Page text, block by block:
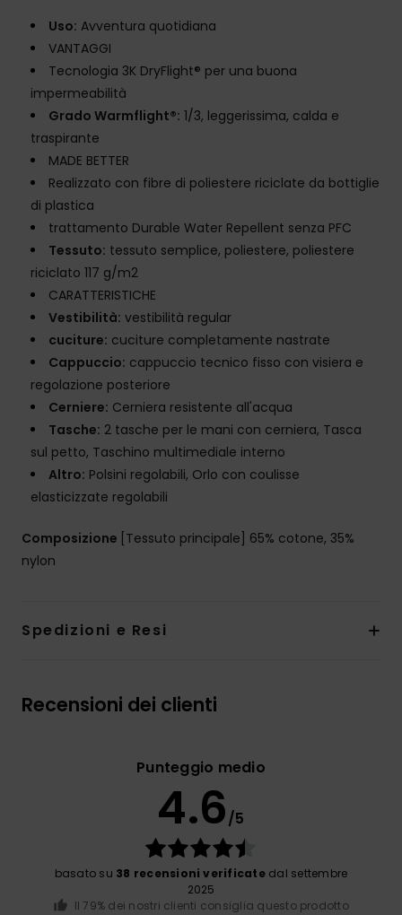
Uso: Avventura quotidiana
VANTAGGI
Tecnologia 3K DryFlight® per una buona
impermeabilità
Grado Warmflight®: 1/3, leggerissima, calda e
traspirante
MADE BETTER
Realizzato con fibre di poliestere riciclate da bottiglie
di plastica
trattamento Durable Water Repellent senza PFC
Tessuto: tessuto semplice, poliestere, poliestere
riciclato 117 g/m2
CARATTERISTICHE
Vestibilità: vestibilità regular
cuciture: cuciture completamente nastrate
Cappuccio: cappuccio tecnico fisso con visiera e
regolazione posteriore
Cerniere: Cerniera resistente all'acqua
Tasche: 2 tasche per le mani con cerniera, Tasca
sul petto, Taschino multimediale interno
Altro: Polsini regolabili, Orlo con coulisse
elasticizzate regolabili
Composizione [Tessuto principale] 65% cotone, 35%
nylon
Spedizioni e Resi
Recensioni dei clienti
Punteggio medio
4.6/5
basato su 38 recensioni verificatedal settembre
2025
Il 79% dei nostri clienti consiglia questo prodotto